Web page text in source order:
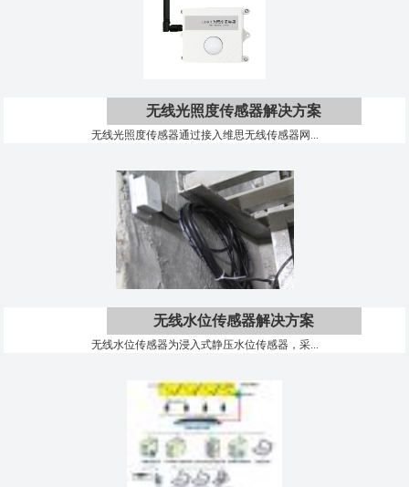
无线光照度传感器解决方案
无线光照度传感器通过接入维思无线传感器网...
无线水位传感器解决方案
无线水位传感器为浸入式静压水位传感器，采...